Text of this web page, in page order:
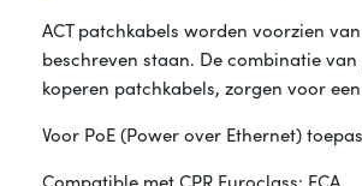
ACT patchkabels worden voorzien
beschreven staan. De combinatie
koperen patchkabels, zorgen voor
Voor PoE (Power over Ethernet)
Compatible met CPR Euroclass: ECA